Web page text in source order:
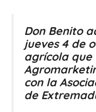
Don Benito
jueves 4 de
agrícola
con la
de